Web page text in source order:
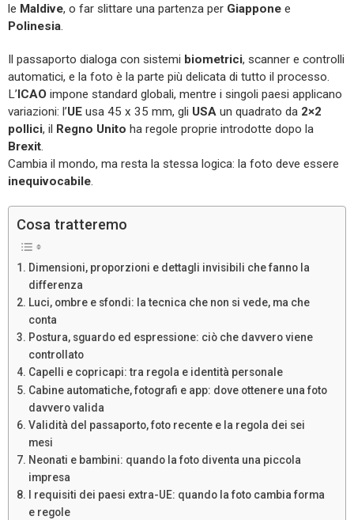
le Maldive, o far slittare una partenza per Giappone e
Polinesia.
Il passaporto dialoga con sistemi biometrici, scanner e controlli
automatici, e la foto è la parte più delicata di tutto il processo.
L’ICAO impone standard globali, mentre i singoli paesi applicano
variazioni: l’UE usa 45 x 35 mm, gli USA un quadrato da 2×2
pollici, il Regno Unito ha regole proprie introdotte dopo la
Brexit.
Cambia il mondo, ma resta la stessa logica: la foto deve essere
inequivocabile.
Cosa tratteremo
Dimensioni, proporzioni e dettagli invisibili che fanno la
differenza
Luci, ombre e sfondi: la tecnica che non si vede, ma che
conta
Postura, sguardo ed espressione: ciò che davvero viene
controllato
Capelli e copricapi: tra regola e identità personale
Cabine automatiche, fotografi e app: dove ottenere una foto
davvero valida
Validità del passaporto, foto recente e la regola dei sei
mesi
Neonati e bambini: quando la foto diventa una piccola
impresa
I requisiti dei paesi extra-UE: quando la foto cambia forma
e regole